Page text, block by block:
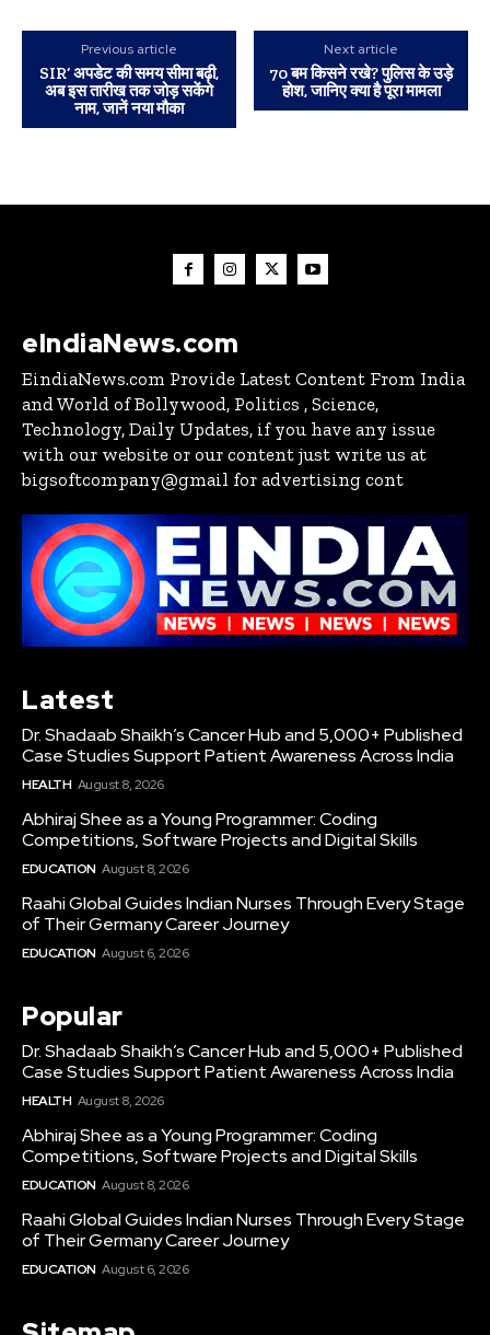
Previous article
SIR’ अपडेट की समय सीमा बढ़ी,
अब इस तारीख तक जोड़ सकेंगे
नाम, जानें नया मौका
Next article
70 बम किसने रखे? पुलिस के उड़े
होश, जानिए क्या है पूरा मामला
eIndiaNews.com
EindiaNews.com Provide Latest Content From India
and World of Bollywood, Politics , Science,
Technology, Daily Updates, if you have any issue
with our website or our content just write us at
bigsoftcompany@gmail for advertising cont
Latest
Dr. Shadaab Shaikh’s Cancer Hub and 5,000+ Published
Case Studies Support Patient Awareness Across India
HEALTH August 8, 2026
Abhiraj Shee as a Young Programmer: Coding
Competitions, Software Projects and Digital Skills
EDUCATION August 8, 2026
Raahi Global Guides Indian Nurses Through Every Stage
of Their Germany Career Journey
EDUCATION August 6, 2026
Popular
Dr. Shadaab Shaikh’s Cancer Hub and 5,000+ Published
Case Studies Support Patient Awareness Across India
HEALTH August 8, 2026
Abhiraj Shee as a Young Programmer: Coding
Competitions, Software Projects and Digital Skills
EDUCATION August 8, 2026
Raahi Global Guides Indian Nurses Through Every Stage
of Their Germany Career Journey
EDUCATION August 6, 2026